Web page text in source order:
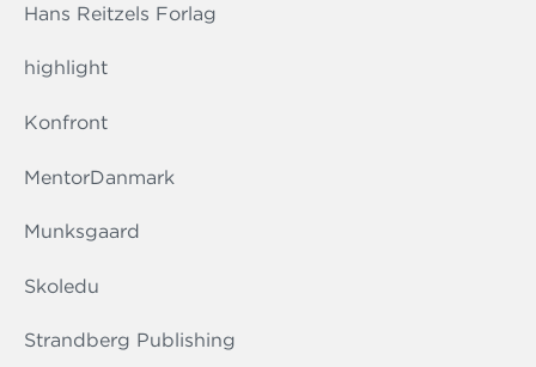
Hans Reitzels Forlag
highlight
Konfront
MentorDanmark
Munksgaard
Skoledu
Strandberg Publishing